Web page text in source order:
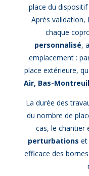
place du dispositif
Après
chaque
personnalisé,
emplacement :
place extérieure,
Air, Bas-Montreuil
La durée des
du nombre de
cas, le chantier
perturbations et
efficace des